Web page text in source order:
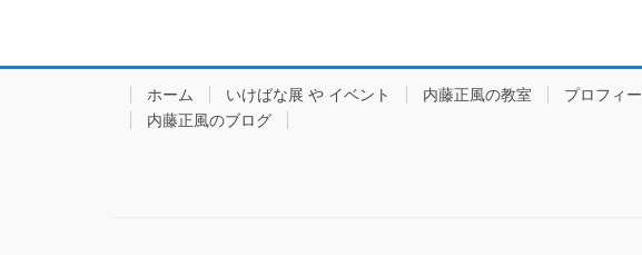
ホーム いけばな展 や イベント 内藤正風の教室 プロフィ
内藤正風のブログ